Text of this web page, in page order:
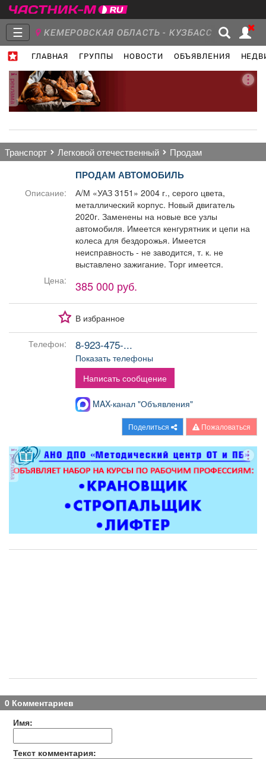
☰ КЕМЕРОВСКАЯ ОБЛАСТЬ - КУЗБАСС
ГЛАВНАЯ ГРУППЫ НОВОСТИ ОБЪЯВЛЕНИЯ
Главная
Группы Новости
Транспорт Компании
Товары
Я - пенсионер
реклама
транспорт легковой отечественный продам
ПРОДАМ АВТОМОБИЛЬ
Описание:
А/М «УАЗ 3151» 2004 г., серого цвета,
металлический корпус. Новый двигатель
2020г. Заменены на новые все узлы
автомобиля. Имеется кенгурятник и цепи на
колеса для бездорожья. Имеется
неисправность - не заводится, т. к. не
выставлено зажигание. Торг имеется.
Цена:
385 000 руб.
В избранное
Телефон: 8-923-475-...
Показать телефоны
Написать сообщение
MAX-канал "Объявления"
Поделиться Пожаловаться
реклама
0 Комментариев
Имя:
Текст комментария: